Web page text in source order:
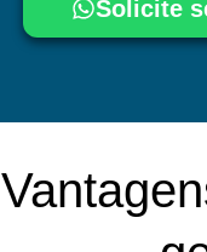
Solicite